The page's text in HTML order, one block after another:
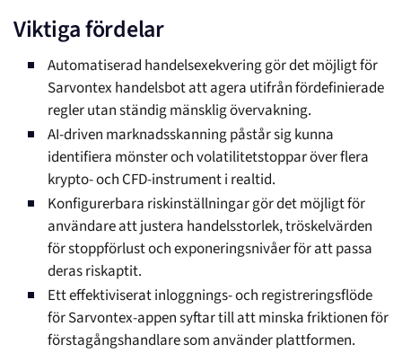
Viktiga fördelar
Automatiserad handelsexekvering gör det möjligt för
Sarvontex handelsbot att agera utifrån fördefinierade
regler utan ständig mänsklig övervakning.
AI-driven marknadsskanning påstår sig kunna
identifiera mönster och volatilitetstoppar över flera
krypto- och CFD-instrument i realtid.
Konfigurerbara riskinställningar gör det möjligt för
användare att justera handelsstorlek, tröskelvärden
för stoppförlust och exponeringsnivåer för att passa
deras riskaptit.
Ett effektiviserat inloggnings- och registreringsflöde
för Sarvontex-appen syftar till att minska friktionen för
förstagångshandlare som använder plattformen.